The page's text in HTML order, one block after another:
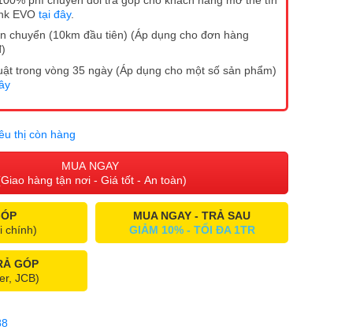
EVO tại đây.
chuyển (10km đầu tiên) (Áp dụng cho đơn hàng
trong vòng 35 ngày (Áp dụng cho một số sản phẩm)
thị còn hàng
MUA NGAY
hàng tận nơi - Giá tốt - An toàn)
chính)
MUA NGAY - TRẢ SAU
GIẢM 10% - TỐI ĐA 1TR
GÓP
JCB)